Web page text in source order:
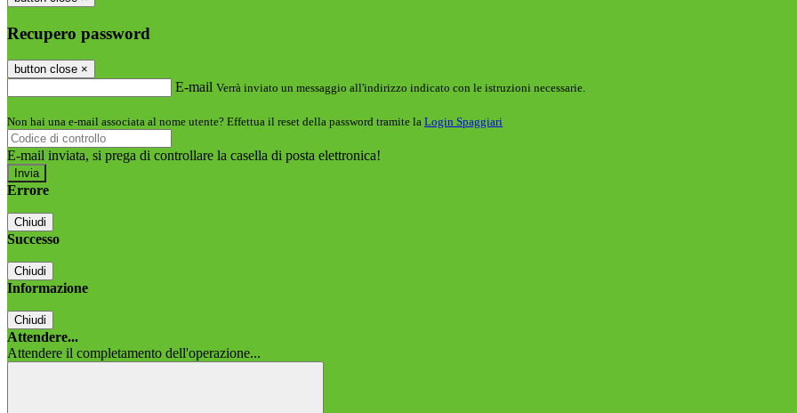
Recupero password
button close ×
E-mail Verrà inviato un messaggio all'indirizzo indicato con le istruzioni necessarie.
Non hai una e-mail associata al nome utente? Effettua il reset della password tramite la Login Spaggiari
E-mail inviata, si prega di controllare la casella di posta elettronica!
Errore
Chiudi
Successo
Chiudi
Informazione
Chiudi
Attendere...
Attendere il completamento dell'operazione...